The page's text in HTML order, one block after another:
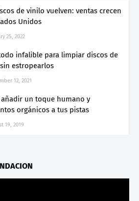
de vinilo vuelven: ventas crecen
Unidos
25, 2022
infalible para limpiar discos de
estropearlos
12, 2021
añadir un toque humano y
orgánicos a tus pistas
19, 2019